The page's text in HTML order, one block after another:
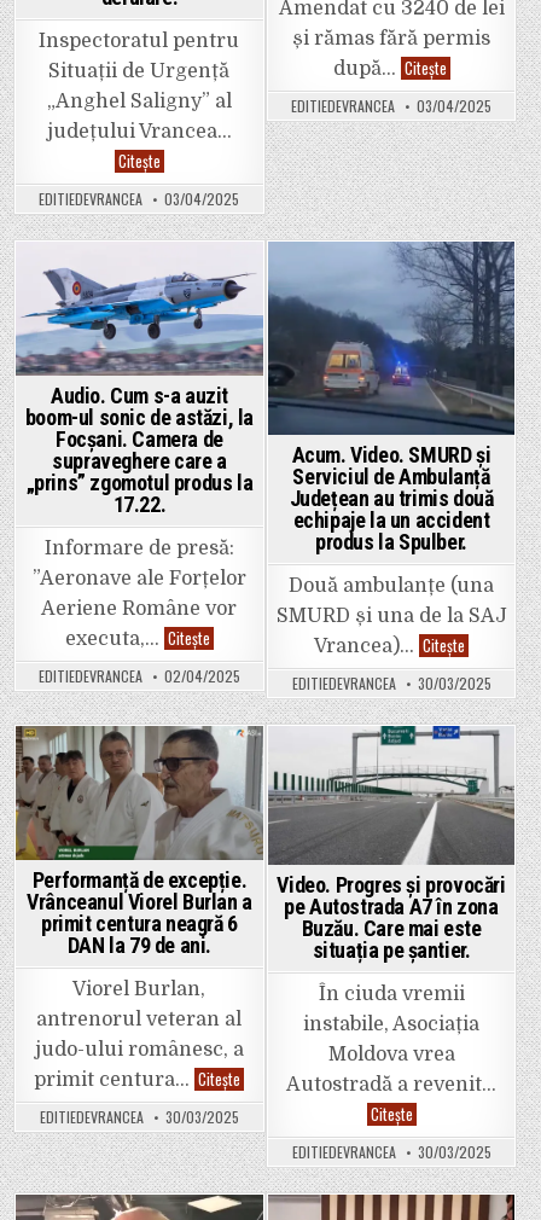
Inspectoratul pentru
Situații de Urgență
„Anghel Saligny” al
județului Vrancea…
CiteșteVideo.
Imagini
teribile
la
Pufești.
7
în
urma
unei
ciocniri
între
o
autoutilitară
și
un
autotren.
Intervenția
este
în
derulare.
EDITIEDEVRANCEA 03/04/2025
Amendat cu 3240 de lei
și rămas fără permis
după… CiteșteVideo.
Cum
făcea
drifturi
în
giratoriul
de
la
Kaufland-
McDonalds
tânărul
care
se
credea
pe
un
circuit
de
Formula
EDITIEDEVRANCEA 03/04/2025
Posted
in
Audio. Cum s-a auzit
boom-ul sonic de astăzi, la
Focșani. Camera de
supraveghere care a
„prins” zgomotul produs la
17.22.
Informare de presă:
”Aeronave ale Forțelor
Aeriene Române vor
executa,… CiteșteAudio.
Cum
s-
a
auzit
boom-
ul
sonic
de
astăzi,
la
Focșani.
Camera
de
supraveghere
care
a
„prins”
zgomotul
produs
la
17.22.
EDITIEDEVRANCEA 02/04/2025
in
Acum. Video. SMURD și
Serviciul de Ambulanță
Județean au trimis două
echipaje la un accident
produs la Spulber.
Două ambulanțe (una
SMURD și una de la SAJ
Vrancea)… Citește
Video.
SMURD
și
Serviciul
de
Ambulanță
au
trimis
două
echipaje
accident
produs
la
Spulber.
EDITIEDEVRANCEA 30/03/2025
Posted
in
Performanță de excepție.
Vrânceanul Viorel Burlan a
primit centura neagră 6
DAN la 79 de ani.
Viorel Burlan,
antrenorul veteran al
judo-ului românesc, a
primit centura… Citește Performanță
de
excepție.
Viorel
Burlan
a
primit
centura
EDITIEDEVRANCEA 30/03/2025
Posted
in
Video. Progres și provocări
pe Autostrada A7 în zona
Buzău. Care mai este
situația pe șantier.
În ciuda vremii
instabile, Asociația
Moldova vrea
Autostradă a revenit…
CiteșteVideo.
Progres
și
provocări
pe
Autostrada
A7
EDITIEDEVRANCEA 30/03/2025